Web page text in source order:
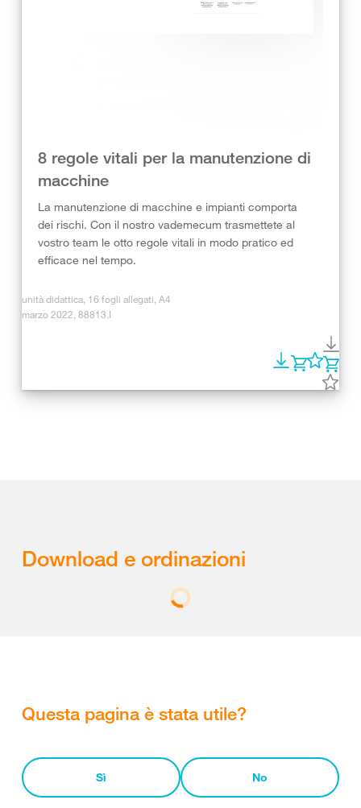
8 regole vitali per la manutenzione di
macchine
La manutenzione di macchine e impianti comporta
dei rischi. Con il nostro vademecum trasmettete al
vostro team le otto regole vitali in modo pratico ed
efficace nel tempo.
unità didattica, 16 fogli allegati, A4
marzo 2022, 88813.I
Download e ordinazioni
Questa pagina è stata utile?
Sì No